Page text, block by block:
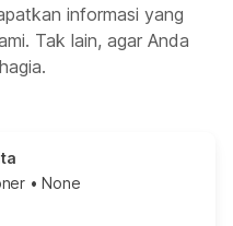
informasi yang
Tak lain, agar Anda
• None